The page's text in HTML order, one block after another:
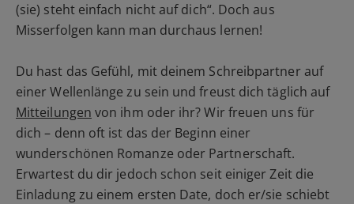
(sie) steht einfach nicht auf dich“. Doch aus
Misserfolgen kann man durchaus lernen!
Du hast das Gefühl, mit deinem Schreibpartner auf
einer Wellenlänge zu sein und freust dich täglich auf
Mitteilungen von ihm oder ihr? Wir freuen uns für
dich – denn oft ist das der Beginn einer
wunderschönen Romanze oder Partnerschaft.
Erwartest du dir jedoch schon seit einiger Zeit die
Einladung zu einem ersten Date, doch er/sie schiebt